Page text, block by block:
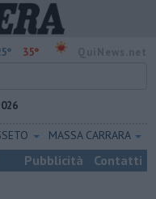
35°
MASSA CARRARA
Pubblicità Contatti